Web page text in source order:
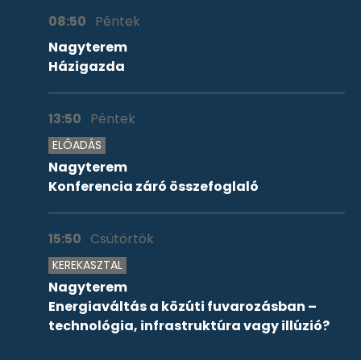
08:50 Péntek
Nagyterem
Házigazda
13:50 Péntek
ELŐADÁS
Nagyterem
Konferencia záró összefoglaló
15:50 Csütörtök
KEREKASZTAL
Nagyterem
Energiaváltás a közúti fuvarozásban –
technológia, infrastruktúra vagy illúzió?